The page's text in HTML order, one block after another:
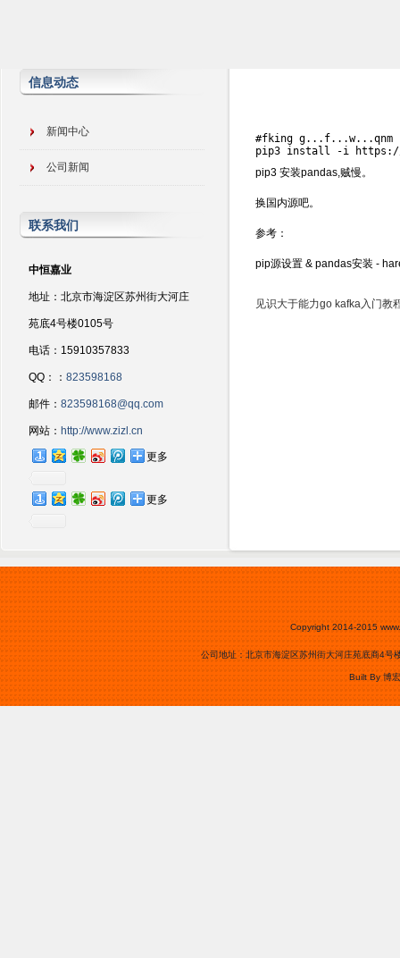
信息动态
新闻中心
公司新闻
联系我们
中恒嘉业
地址：北京市海淀区苏州街大河庄
苑底4号楼0105号
电话：15910357833
QQ：： 823598168
邮件： 823598168@qq.com
网站： http://www.zizl.cn
更多
更多
#fking g...f...w...qnm
pip3 install -i https://
pip3 安装pandas,贼慢。
换国内源吧。
参考：
pip源设置 & pandas安装 -
见识大于能力go kafka入门教
Copyright 2014-2015
公司地址：北京市海淀区苏州街大河庄苑底商4
Built By 博